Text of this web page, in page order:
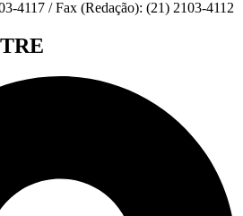
4117 / Fax (Redação): (21) 2103-4112